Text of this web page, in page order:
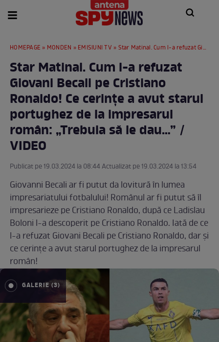
HOMEPAGE » MONDEN » EMISIUNI TV » Star Matinal. Cum l-a refuzat Giovani Becali pe Cristiano Ronaldo! Ce cerințe a avut starul portughez de la impresarul român: „Trebuia să le dau…” / VIDEO
Star Matinal. Cum l-a refuzat
Giovani Becali pe Cristiano
Ronaldo! Ce cerințe a avut starul
portughez de la impresarul
român: „Trebuia să le dau…” /
VIDEO
Publicat pe 19.03.2024 la 08:44 Actualizat pe 19.03.2024 la 13:54
Giovanni Becali ar fi putut da lovitură în lumea
impresariatului fotbalului! Românul ar fi putut să îl
impresarieze pe Cristiano Ronaldo, după ce Ladislau
Boloni l-a descoperit pe Cristiano Ronaldo. Iată de ce
l-a refuzat Giovani Becali pe Cristiano Ronaldo, dar și
ce cerințe a avut starul portughez de la impresarul
român!
GALERIE (3)